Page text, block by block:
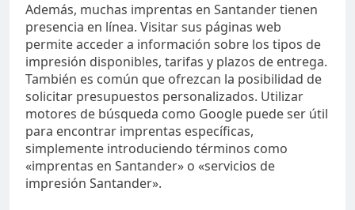
Además, muchas imprentas en Santander tienen
presencia en línea. Visitar sus páginas web
permite acceder a información sobre los tipos de
impresión disponibles, tarifas y plazos de entrega.
También es común que ofrezcan la posibilidad de
solicitar presupuestos personalizados. Utilizar
motores de búsqueda como Google puede ser útil
para encontrar imprentas específicas,
simplemente introduciendo términos como
«imprentas en Santander» o «servicios de
impresión Santander».